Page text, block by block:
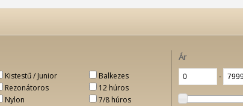
Kistestű / Junior
Rezonátoros
Nylon
Balkezes
12 húros
7/8 húros
Ár
‐